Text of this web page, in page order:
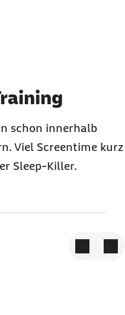
schon innerhalb
Viel Screentime kurz
Sleep-Killer.